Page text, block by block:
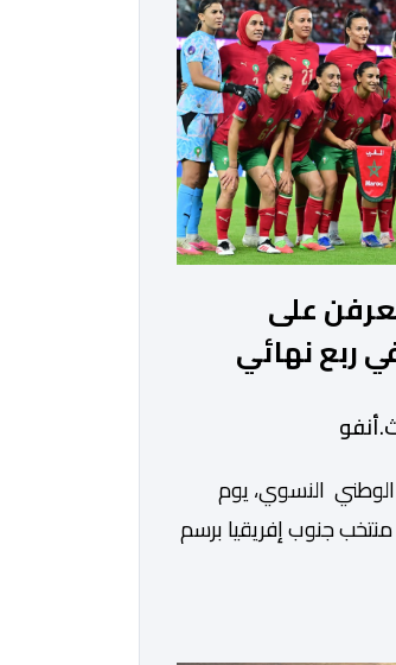
على
ربع نهائي
النسوي، يوم
جنوب إفريقيا برسم